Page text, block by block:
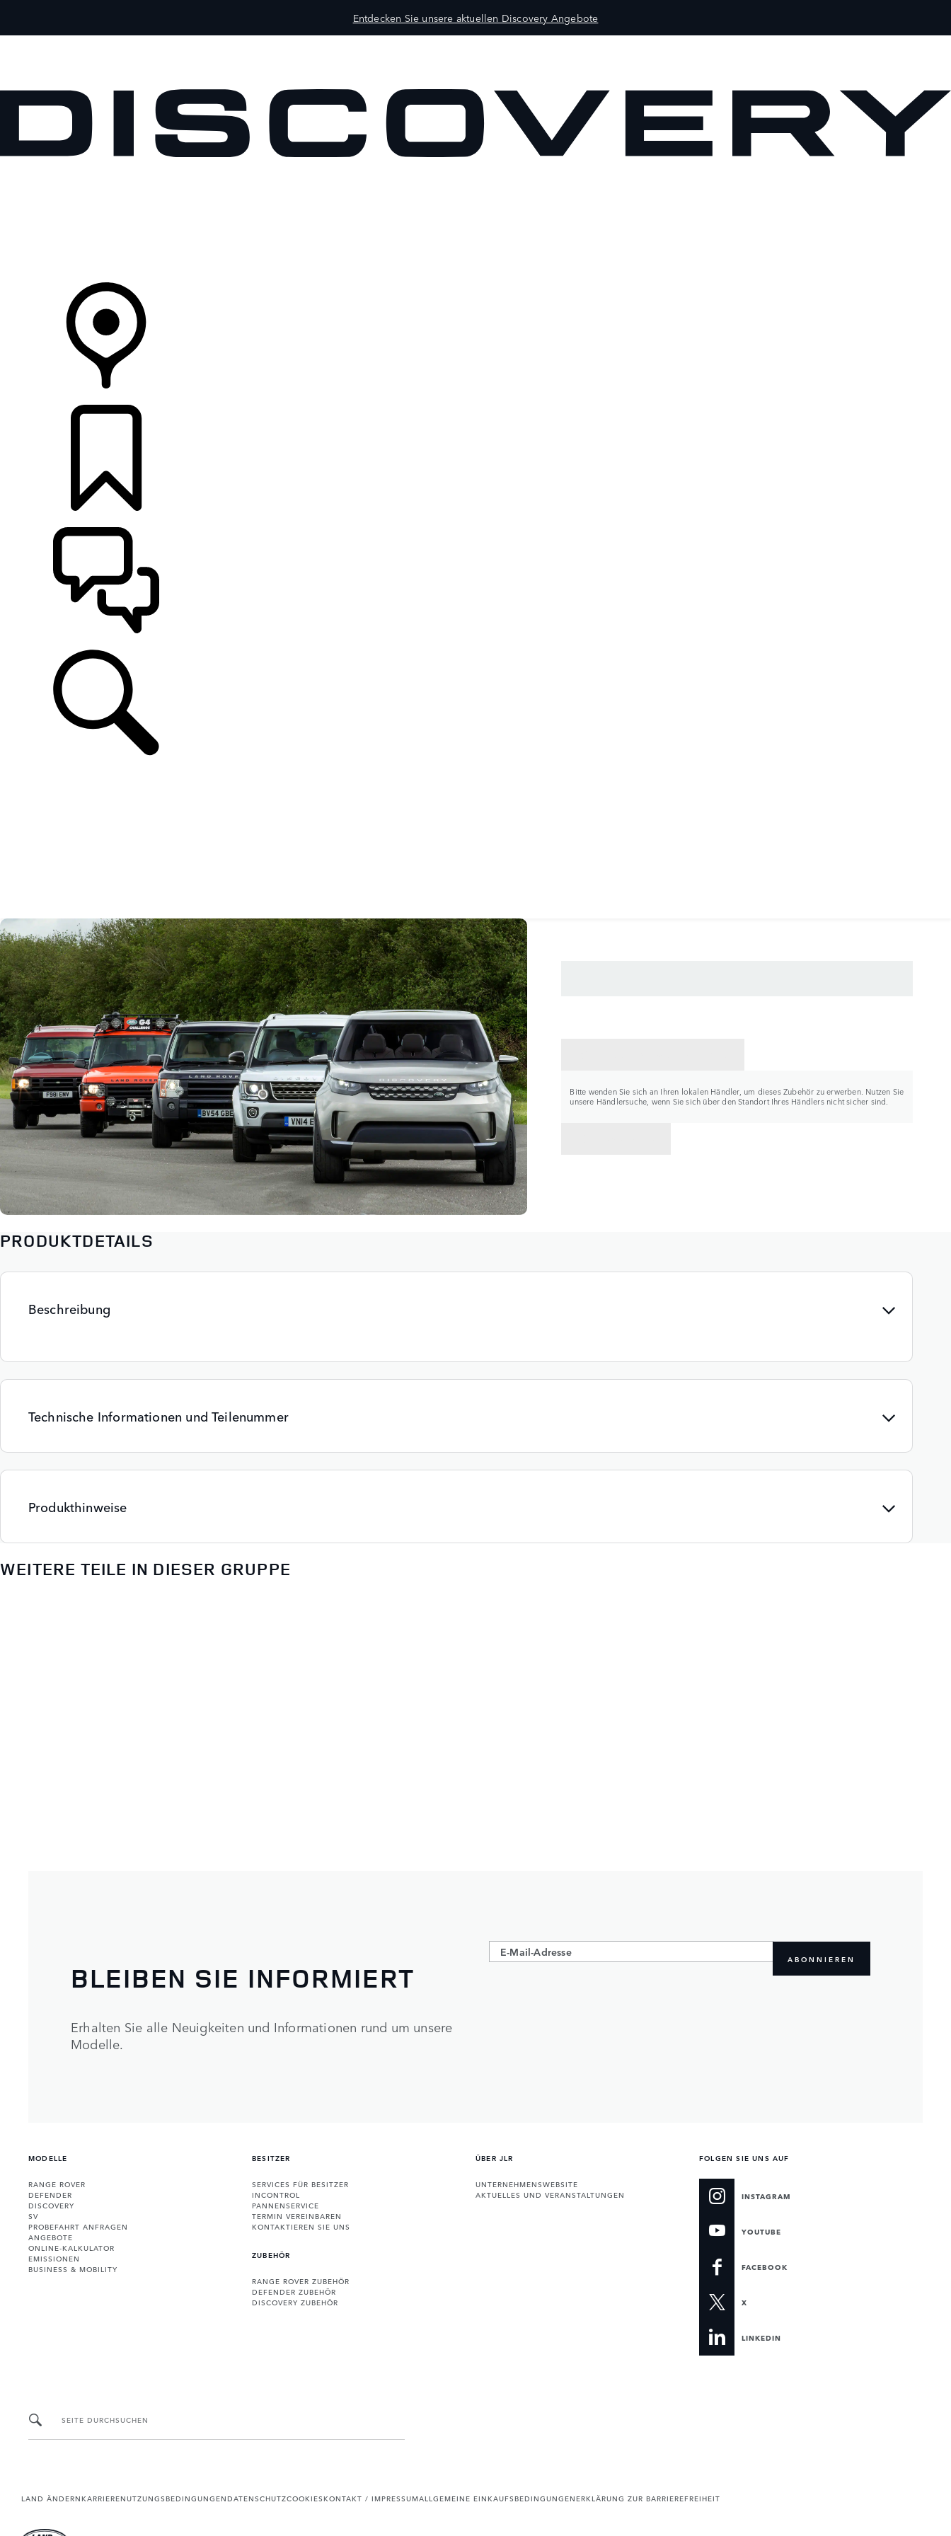
Entdecken Sie unsere aktuellen Discovery Angebote
Bitte wenden Sie sich an Ihren lokalen Händler, um dieses Zubehör zu erwerben. Nutzen Sie
unsere Händlersuche, wenn Sie sich über den Standort Ihres Händlers nicht sicher sind.
PRODUKTDETAILS
Beschreibung
Technische Informationen und Teilenummer
Produkthinweise
WEITERE TEILE IN DIESER GRUPPE
BLEIBEN SIE INFORMIERT
Erhalten Sie alle Neuigkeiten und Informationen rund um unsere
Modelle.
ABONNIEREN
MODELLE
RANGE ROVER
DEFENDER
DISCOVERY
SV
PROBEFAHRT ANFRAGEN
ANGEBOTE
ONLINE-KALKULATOR
EMISSIONEN
BUSINESS & MOBILITY
BESITZER
SERVICES FÜR BESITZER
INCONTROL
PANNENSERVICE
TERMIN VEREINBAREN
KONTAKTIEREN SIE UNS
ZUBEHÖR
RANGE ROVER ZUBEHÖR
DEFENDER ZUBEHÖR
DISCOVERY ZUBEHÖR
ÜBER JLR
UNTERNEHMENSWEBSITE
AKTUELLES UND VERANSTALTUNGEN
FOLGEN SIE UNS AUF
INSTAGRAM
YOUTUBE
FACEBOOK
X
LINKEDIN
SEITE DURCHSUCHEN
LAND ÄNDERNKARRIERENUTZUNGSBEDINGUNGENDATENSCHUTZCOOKIESKONTAKT / IMPRESSUMALLGEMEINE EINKAUFSBEDINGUNGENERKLÄRUNG ZUR BARRIEREFREIHEIT